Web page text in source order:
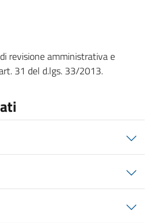
revisione amministrativa e
31 del d.lgs. 33/2013.